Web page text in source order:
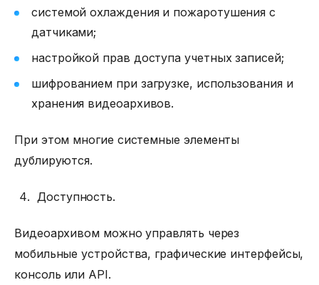
системой охлаждения и пожаротушения с
датчиками;
настройкой прав доступа учетных записей;
шифрованием при загрузке, использования и
хранения видеоархивов.
При этом многие системные элементы
дублируются.
Доступность.
Видеоархивом можно управлять через
мобильные устройства, графические интерфейсы,
консоль или API.